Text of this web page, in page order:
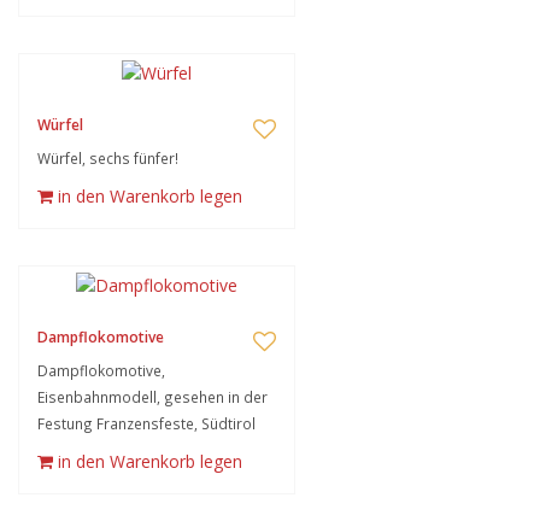
Würfel
Würfel, sechs fünfer!
in den Warenkorb legen
Dampflokomotive
Dampflokomotive,
Eisenbahnmodell, gesehen in der
Festung Franzensfeste, Südtirol
in den Warenkorb legen